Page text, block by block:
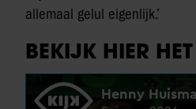
allemaal gelul eigenlijk.’
BEKIJK HIER